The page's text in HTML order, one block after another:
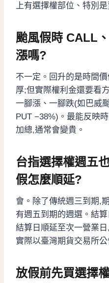
上有選擇權部位、特別
颱風假時 CALL
漲嗎?
不一定。回升的是時間
厚;但實際權利金還要看
一腳漲、一腳跌(如巴威
PUT −38%)。最能反映
加總,通常會變貴。
台指選擇權週五
假怎麼順延?
會。除了傳統週三到期,
有週五到期的週選。結
結算日順延至次一營業
實際以臺灣期貨交易所公
放假前先買選擇